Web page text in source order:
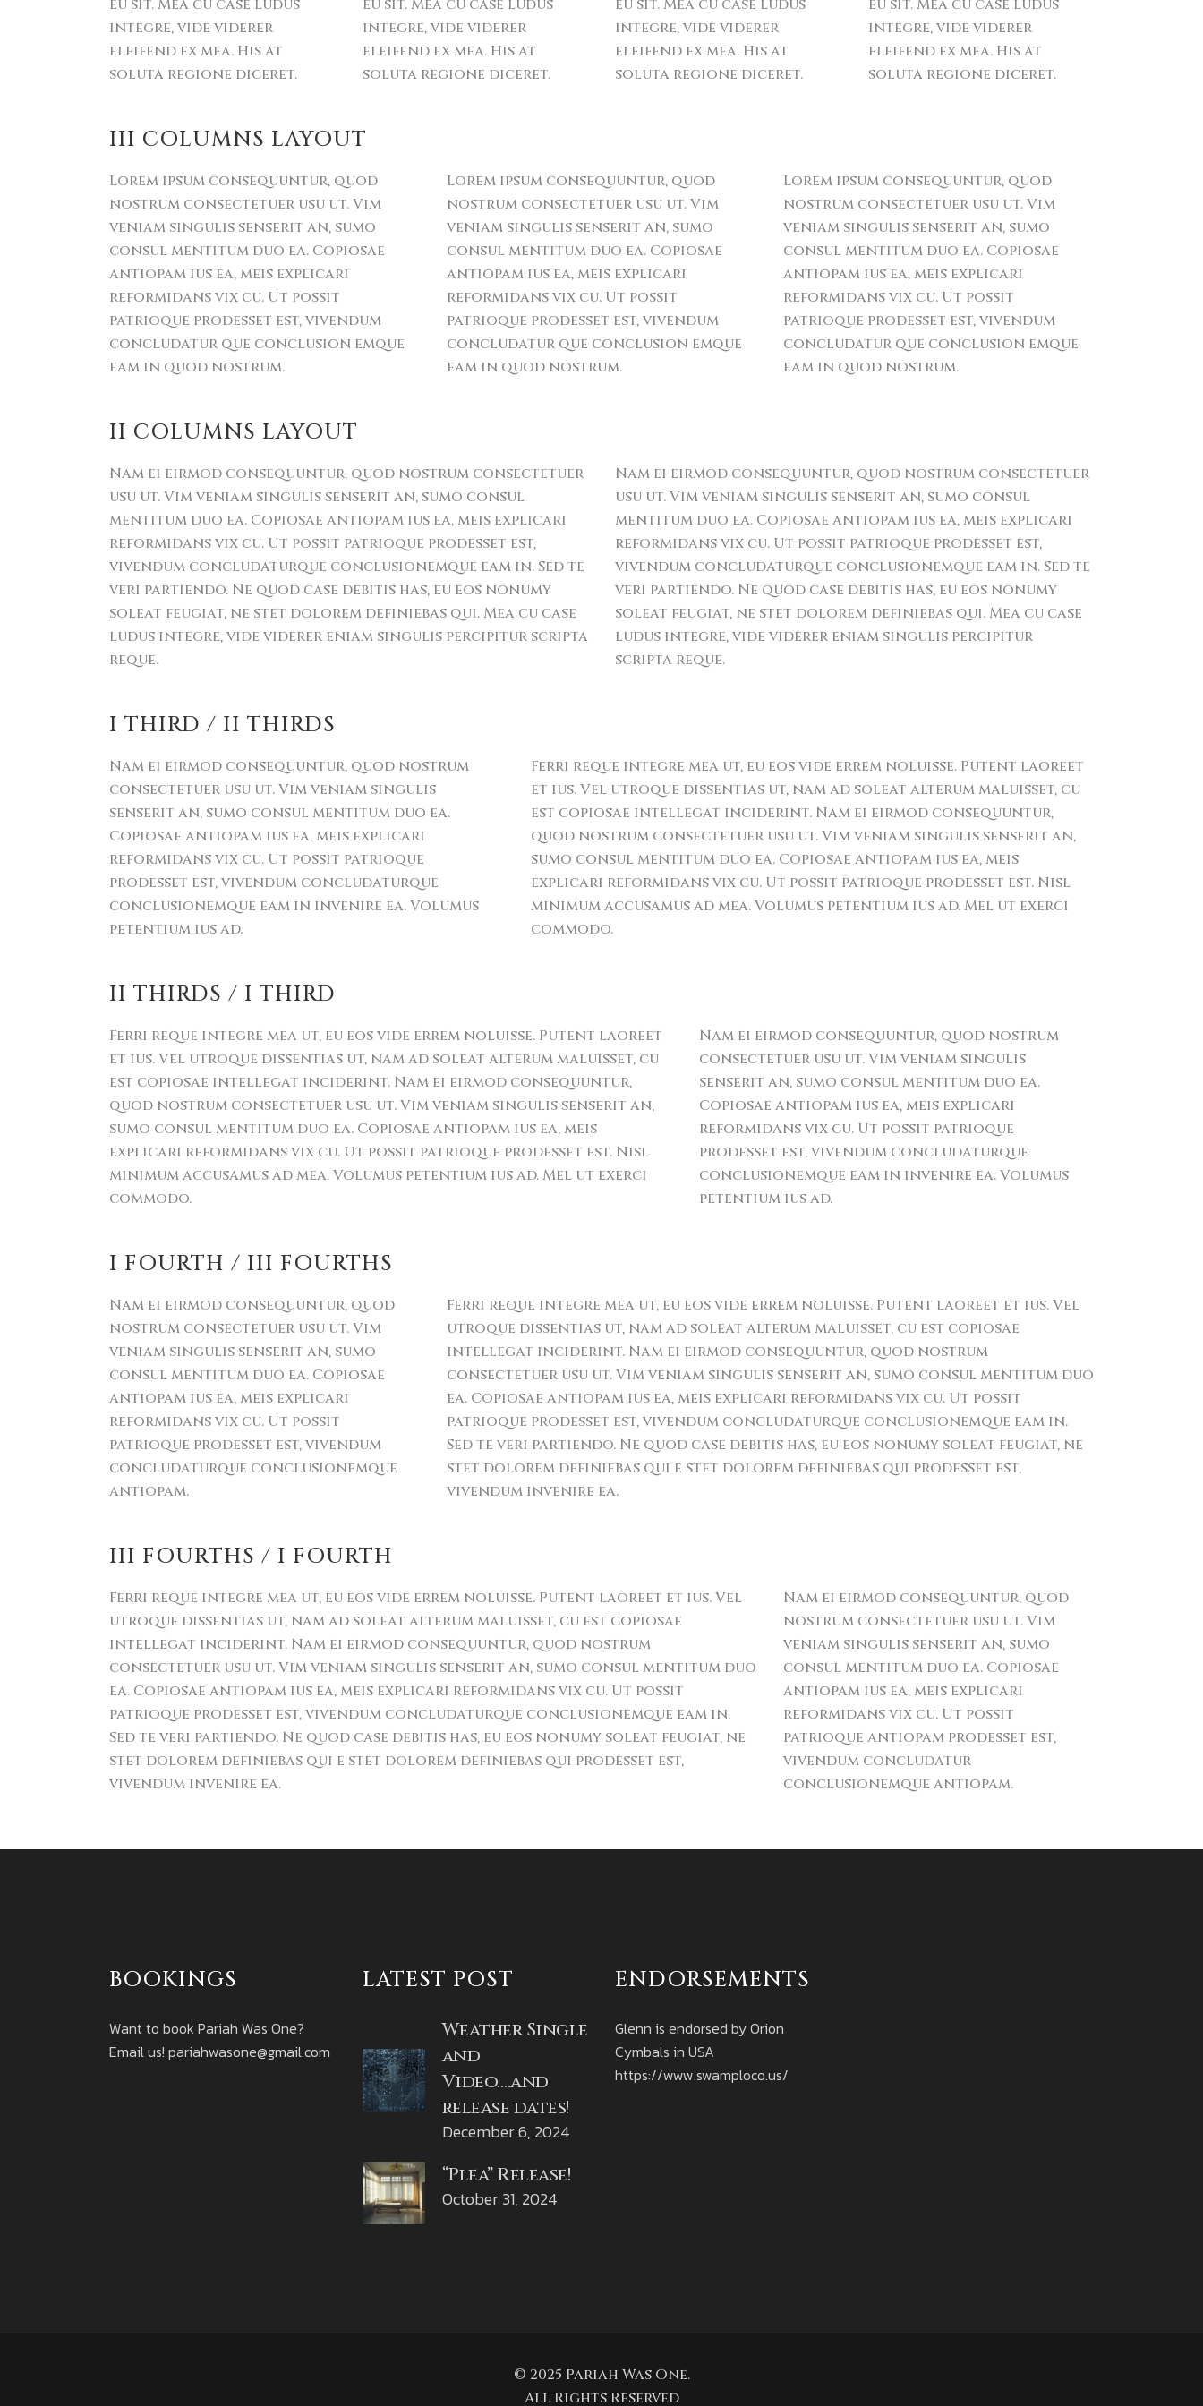
eu sit. Mea cu case ludus
integre, vide viderer
eleifend ex mea. His at
soluta regione diceret.
eu sit. Mea cu case ludus
integre, vide viderer
eleifend ex mea. His at
soluta regione diceret.
eu sit. Mea cu case ludus
integre, vide viderer
eleifend ex mea. His at
soluta regione diceret.
eu sit. Mea cu case ludus
integre, vide viderer
eleifend ex mea. His at
soluta regione diceret.
III COLUMNS LAYOUT
Lorem ipsum consequuntur, quod
nostrum consectetuer usu ut. Vim
veniam singulis senserit an, sumo
consul mentitum duo ea. Copiosae
antiopam ius ea, meis explicari
reformidans vix cu. Ut possit
patrioque prodesset est, vivendum
concludatur que conclusion emque
eam in quod nostrum.
Lorem ipsum consequuntur, quod
nostrum consectetuer usu ut. Vim
veniam singulis senserit an, sumo
consul mentitum duo ea. Copiosae
antiopam ius ea, meis explicari
reformidans vix cu. Ut possit
patrioque prodesset est, vivendum
concludatur que conclusion emque
eam in quod nostrum.
Lorem ipsum consequuntur, quod
nostrum consectetuer usu ut. Vim
veniam singulis senserit an, sumo
consul mentitum duo ea. Copiosae
antiopam ius ea, meis explicari
reformidans vix cu. Ut possit
patrioque prodesset est, vivendum
concludatur que conclusion emque
eam in quod nostrum.
II COLUMNS LAYOUT
Nam ei eirmod consequuntur, quod nostrum consectetuer
usu ut. Vim veniam singulis senserit an, sumo consul
mentitum duo ea. Copiosae antiopam ius ea, meis explicari
reformidans vix cu. Ut possit patrioque prodesset est,
vivendum concludaturque conclusionemque eam in. Sed te
veri partiendo. Ne quod case debitis has, eu eos nonumy
soleat feugiat, ne stet dolorem definiebas qui. Mea cu case
ludus integre, vide viderer eniam singulis percipitur scripta
reque.
Nam ei eirmod consequuntur, quod nostrum consectetuer
usu ut. Vim veniam singulis senserit an, sumo consul
mentitum duo ea. Copiosae antiopam ius ea, meis explicari
reformidans vix cu. Ut possit patrioque prodesset est,
vivendum concludaturque conclusionemque eam in. Sed te
veri partiendo. Ne quod case debitis has, eu eos nonumy
soleat feugiat, ne stet dolorem definiebas qui. Mea cu case
ludus integre, vide viderer eniam singulis percipitur
scripta reque.
I THIRD / II THIRDS
Nam ei eirmod consequuntur, quod nostrum
consectetuer usu ut. Vim veniam singulis
senserit an, sumo consul mentitum duo ea.
Copiosae antiopam ius ea, meis explicari
reformidans vix cu. Ut possit patrioque
prodesset est, vivendum concludaturque
conclusionemque eam in invenire ea. Volumus
petentium ius ad.
Ferri reque integre mea ut, eu eos vide errem noluisse. Putent laoreet
et ius. Vel utroque dissentias ut, nam ad soleat alterum maluisset, cu
est copiosae intellegat inciderint. Nam ei eirmod consequuntur,
quod nostrum consectetuer usu ut. Vim veniam singulis senserit an,
sumo consul mentitum duo ea. Copiosae antiopam ius ea, meis
explicari reformidans vix cu. Ut possit patrioque prodesset est. Nisl
minimum accusamus ad mea. Volumus petentium ius ad. Mel ut exerci
commodo.
II THIRDS / I THIRD
Ferri reque integre mea ut, eu eos vide errem noluisse. Putent laoreet
et ius. Vel utroque dissentias ut, nam ad soleat alterum maluisset, cu
est copiosae intellegat inciderint. Nam ei eirmod consequuntur,
quod nostrum consectetuer usu ut. Vim veniam singulis senserit an,
sumo consul mentitum duo ea. Copiosae antiopam ius ea, meis
explicari reformidans vix cu. Ut possit patrioque prodesset est. Nisl
minimum accusamus ad mea. Volumus petentium ius ad. Mel ut exerci
commodo.
Nam ei eirmod consequuntur, quod nostrum
consectetuer usu ut. Vim veniam singulis
senserit an, sumo consul mentitum duo ea.
Copiosae antiopam ius ea, meis explicari
reformidans vix cu. Ut possit patrioque
prodesset est, vivendum concludaturque
conclusionemque eam in invenire ea. Volumus
petentium ius ad.
I FOURTH / III FOURTHS
Nam ei eirmod consequuntur, quod
nostrum consectetuer usu ut. Vim
veniam singulis senserit an, sumo
consul mentitum duo ea. Copiosae
antiopam ius ea, meis explicari
reformidans vix cu. Ut possit
patrioque prodesset est, vivendum
concludaturque conclusionemque
antiopam.
Ferri reque integre mea ut, eu eos vide errem noluisse. Putent laoreet et ius. Vel
utroque dissentias ut, nam ad soleat alterum maluisset, cu est copiosae
intellegat inciderint. Nam ei eirmod consequuntur, quod nostrum
consectetuer usu ut. Vim veniam singulis senserit an, sumo consul mentitum duo
ea. Copiosae antiopam ius ea, meis explicari reformidans vix cu. Ut possit
patrioque prodesset est, vivendum concludaturque conclusionemque eam in.
Sed te veri partiendo. Ne quod case debitis has, eu eos nonumy soleat feugiat, ne
stet dolorem definiebas qui e stet dolorem definiebas qui prodesset est,
vivendum invenire ea.
III FOURTHS / I FOURTH
Ferri reque integre mea ut, eu eos vide errem noluisse. Putent laoreet et ius. Vel
utroque dissentias ut, nam ad soleat alterum maluisset, cu est copiosae
intellegat inciderint. Nam ei eirmod consequuntur, quod nostrum
consectetuer usu ut. Vim veniam singulis senserit an, sumo consul mentitum duo
ea. Copiosae antiopam ius ea, meis explicari reformidans vix cu. Ut possit
patrioque prodesset est, vivendum concludaturque conclusionemque eam in.
Sed te veri partiendo. Ne quod case debitis has, eu eos nonumy soleat feugiat, ne
stet dolorem definiebas qui e stet dolorem definiebas qui prodesset est,
vivendum invenire ea.
Nam ei eirmod consequuntur, quod
nostrum consectetuer usu ut. Vim
veniam singulis senserit an, sumo
consul mentitum duo ea. Copiosae
antiopam ius ea, meis explicari
reformidans vix cu. Ut possit
patrioque antiopam prodesset est,
vivendum concludatur
conclusionemque antiopam.
BOOKINGS
Want to book Pariah Was One?
Email us! pariahwasone@gmail.com
LATEST POST
Weather Single
and
Video….and
release dates!
December 6, 2024
“Plea” Release!
October 31, 2024
ENDORSEMENTS
Glenn is endorsed by Orion
Cymbals in USA
https://www.swamploco.us/
© 2025 Pariah Was One.
All Rights Reserved